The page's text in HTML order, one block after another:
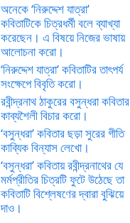
অনেকে ‘নিরুদ্দেশ যাত্রা’
কবিতাটিকে চিত্রধর্মী বলে ব্যাখ্যা
করেছেন। এ বিষয়ে নিজের ভাষায়
আলোচনা করো।
‘নিরুদ্দেশ যাত্রা’ কবিতাটির তাৎপর্য
সংক্ষেপে বিবৃতি করো।
রবীন্দ্রনাথ ঠাকুরের বসুন্ধরা কবিতার
কাব্যশৈলী বিচার করো।
‘বসুন্ধরা’ কবিতার ছড়া সুরের গীতি
কাব্যিক বিন্যাস লেখো।
‘বসুন্ধরা’ কবিতায় রবীন্দ্রনাথের যে
মর্মপ্রীতির চিত্রটি ফুটে উঠেছে তা
কবিতাটি বিশ্লেষণের দ্বারা বুঝিয়ে
দাও।